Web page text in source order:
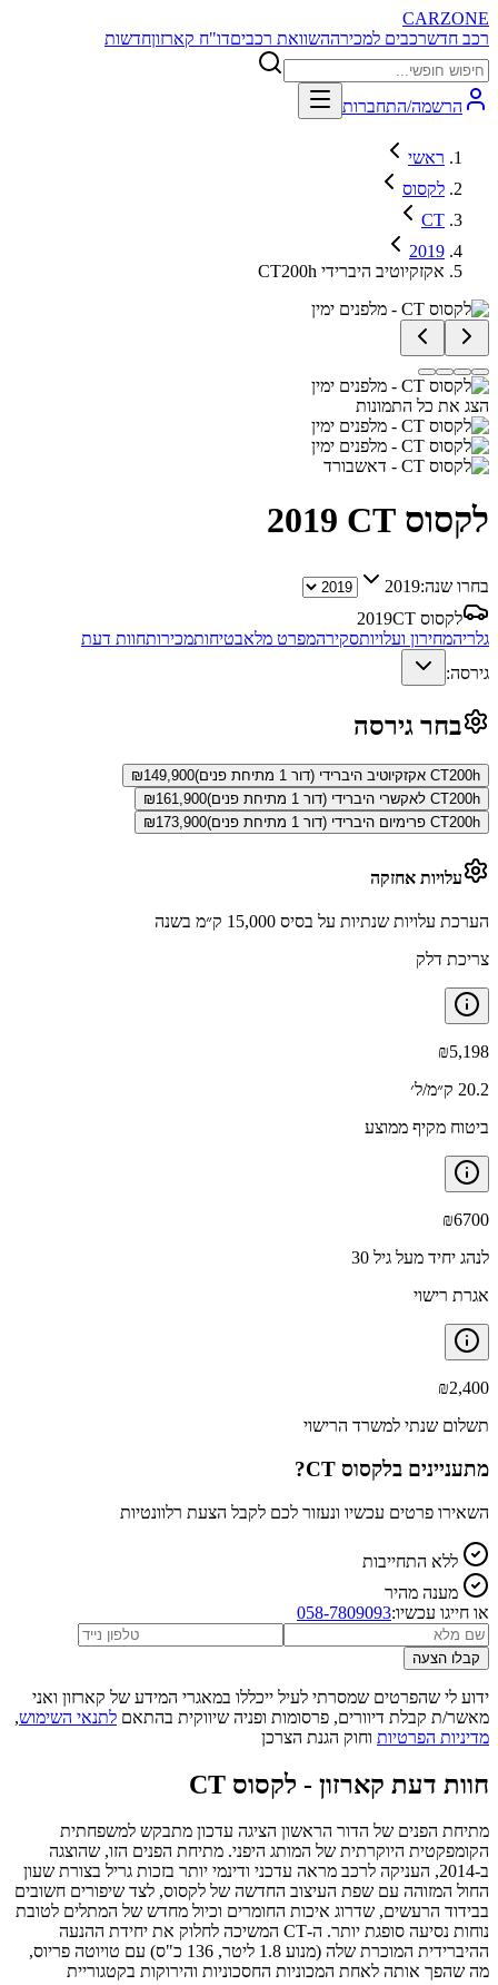
CARZONE
רכב חדשרכבים למכירההשוואת רכביםדו"ח קארזוןחדשות
הרשמה/התחברות
ראשי
לקסוס
CT
2019
CT200h אקזקיוטיב היברידי
הצג את כל התמונות
לקסוס CT 2019
בחרו שנה:2019
לקסוס CT
2019
גלריהמחירון ועלויותסקירהמפרט מלאבטיחותמכירותחוות דעת
גירסה:
בחר גירסה
CT200h אקזקיוטיב היברידי (דור 1 מתיחת פנים) ₪149,900
CT200h לאקשרי היברידי (דור 1 מתיחת פנים)
₪161,900
CT200h פרימיום היברידי (דור 1 מתיחת פנים)
₪173,900
עלויות אחזקה
הערכת עלויות שנתיות על בסיס 15,000 ק״מ בשנה
צריכת דלק
₪5,198
20.2 ק״מ/ל׳
ביטוח מקיף ממוצע
₪6700
לנהג יחיד מעל גיל 30
אגרת רישוי
₪2,400
תשלום שנתי למשרד הרישוי
מתעניינים בלקסוס CT ?
השאירו פרטים עכשיו ונעזור לכם לקבל הצעת רלוונטיות
ללא התחייבות
מענה מהיר
או חייגו עכשיו:058-7809093
קבלו הצעה
ידוע לי שהפרטים שמסרתי לעיל ייכללו במאגרי המידע של קארזון ואני
מאשר/ת קבלת דיוורים, פרסומות ופניה שיווקית בהתאם לתנאי השימוש,
מדיניות הפרטיות וחוק הגנת הצרכן
חוות דעת קארזון - לקסוס CT
מתיחת הפנים של הדור הראשון הציגה עדכון מתבקש למשפחתית
הקומפקטית היוקרתית של המותג היפני. מתיחת הפנים הזו, שהוצגה
ב-2014, העניקה לרכב מראה עדכני ודינמי יותר בזכות גריל בצורת שעון
החול המזוהה עם שפת העיצוב החדשה של לקסוס, לצד שיפורים חשובים
בבידוד הרעשים, שדרוג איכות החומרים וכיול מחדש של המתלים לטובת
נוחות נסיעה סופגת יותר. ה-CT המשיכה לחלוק את יחידת ההנעה
ההיברידית המוכרת שלה (מנוע 1.8 ליטר, 136 כ"ס) עם טויוטה פריוס,
מה שהפך אותה לאחת המכוניות החסכוניות והירוקות בקטגוריית